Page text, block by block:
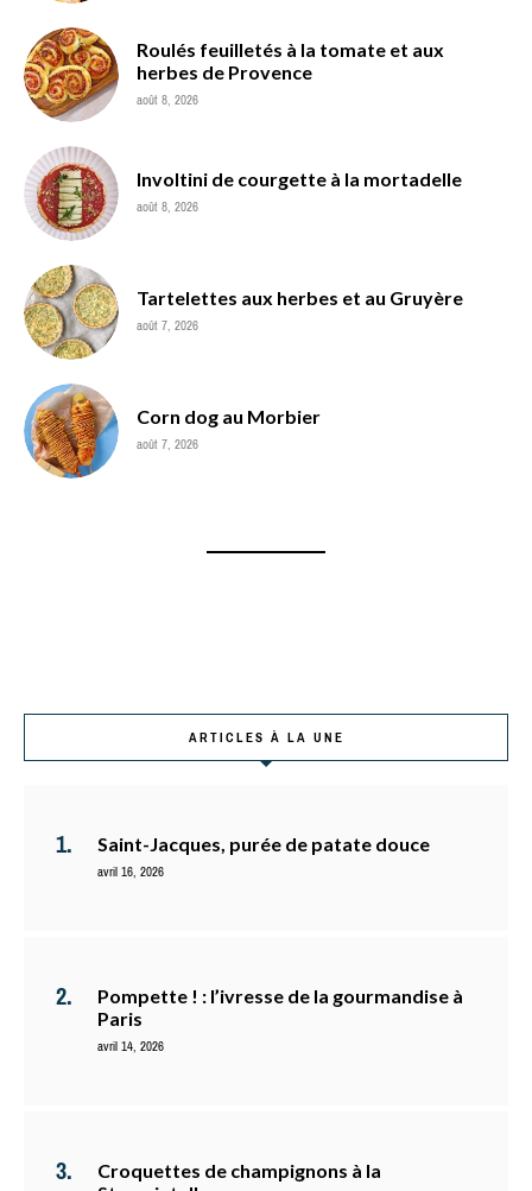
Roulés feuilletés à la tomate et aux
herbes de Provence
août 8, 2026
Involtini de courgette à la mortadelle
août 8, 2026
Tartelettes aux herbes et au Gruyère
août 7, 2026
Corn dog au Morbier
août 7, 2026
ARTICLES À LA UNE
Saint-Jacques, purée de patate douce
avril 16, 2026
Pompette ! : l’ivresse de la gourmandise à
Paris
avril 14, 2026
Croquettes de champignons à la